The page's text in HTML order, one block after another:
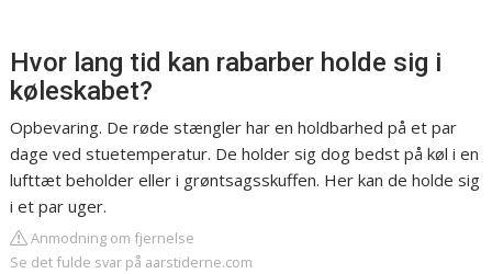
Hvor lang tid kan rabarber holde sig i
køleskabet?
Opbevaring. De røde stængler har en holdbarhed på et par
dage ved stuetemperatur. De holder sig dog bedst på køl i en
lufttæt beholder eller i grøntsagsskuffen. Her kan de holde sig
i et par uger.
Anmodning om fjernelse
Se det fulde svar på aarstiderne.com